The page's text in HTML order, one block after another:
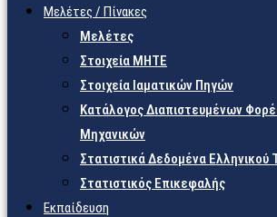
Μελέτες / Πίνακες
Μελέτες
Στοιχεία ΜΗΤΕ
Στοιχεία Ιαματικών Πηγών
Κατάλογος Διαπιστευμένων
Μηχανικών
Στατιστικά Δεδομένα Ελληνικού
Στατιστικός Επικεφαλής
Εκπαίδευση